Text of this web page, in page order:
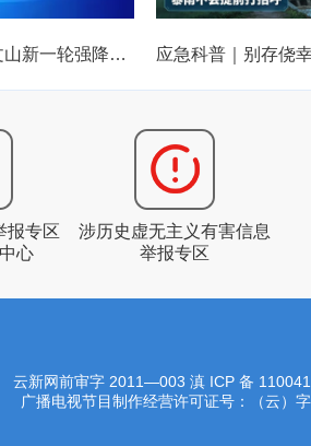
8月初雨水“加码”文山新一轮强降雨来袭！
报专区
心
涉历史虚无主义有害信息
举报专区
云新网前审字 2011—003 滇 ICP 备
广播电视节目制作经营许可证号：（云）